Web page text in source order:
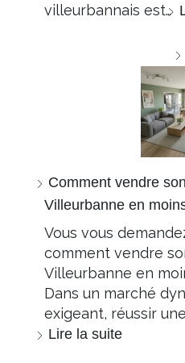
villeurbannais est…
Comment vendre
Villeurbanne en
Vous vous
comment vendre
Villeurbanne en
Dans un marché
exigeant, réussir
Lire la suite